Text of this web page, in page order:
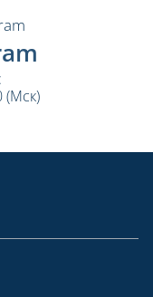
(Мск)